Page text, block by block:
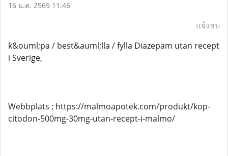
16 ม.ค. 2569 11:46
แจ้งลบ
k&ouml;pa / best&auml;lla / fylla Diazepam utan recept
i Sverige,
Webbplats ; https://malmoapotek.com/produkt/kop-
citodon-500mg-30mg-utan-recept-i-malmo/